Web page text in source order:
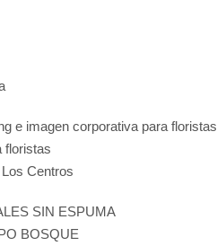
e imagen corporativa para floristas
floristas
Centros
SIN ESPUMA
BOSQUE